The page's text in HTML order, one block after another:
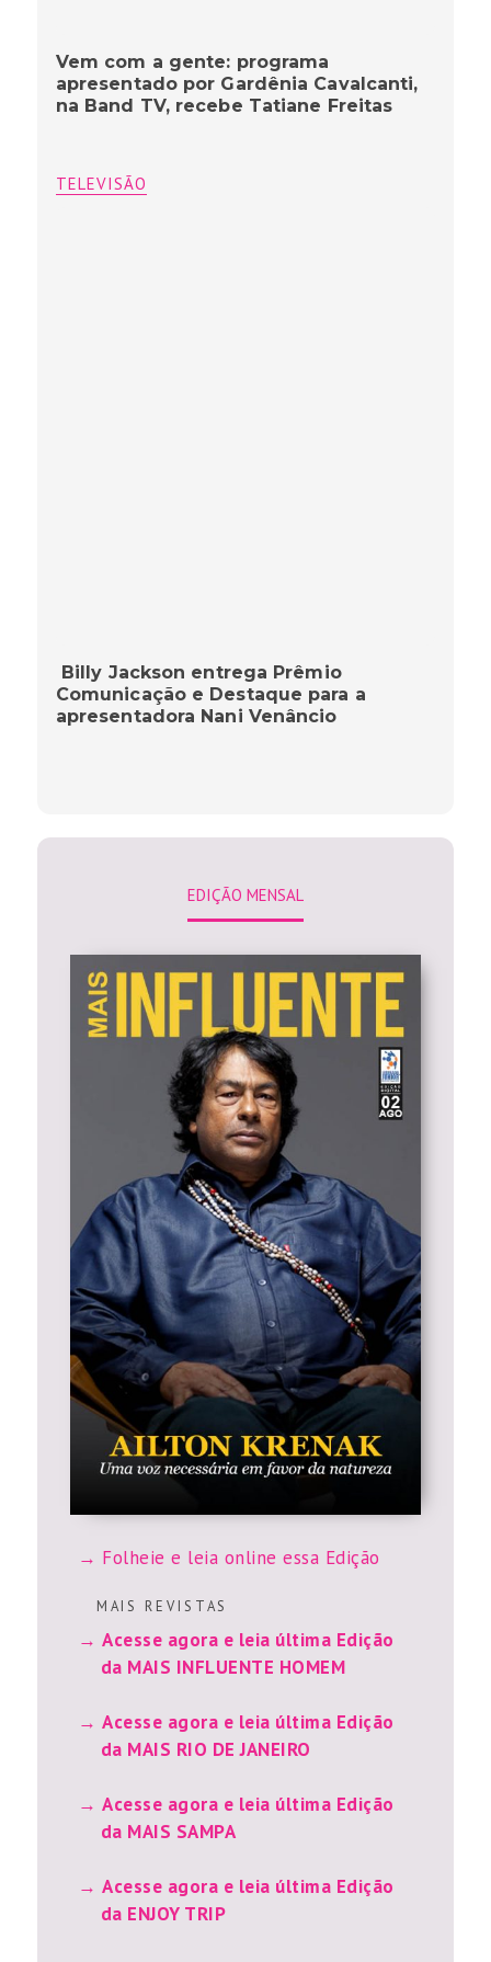
Vem com a gente: programa
apresentado por Gardênia Cavalcanti,
na Band TV, recebe Tatiane Freitas
TELEVISÃO
Billy Jackson entrega Prêmio
Comunicação e Destaque para a
apresentadora Nani Venâncio
EDIÇÃO MENSAL
Folheie e leia online essa Edição
M A I S R E V I S T A S
Acesse agora e leia última Edição
da MAIS INFLUENTE HOMEM
Acesse agora e leia última Edição
da MAIS RIO DE JANEIRO
Acesse agora e leia última Edição
da MAIS SAMPA
Acesse agora e leia última Edição
da ENJOY TRIP